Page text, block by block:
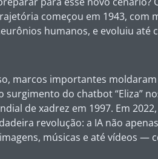
começou em 1943, com
humanos, e evoluiu até
marcos importantes
surgimento do chatbot “Eliza”
de xadrez em 1997. Em
revolução: a IA não
músicas e até vídeos —